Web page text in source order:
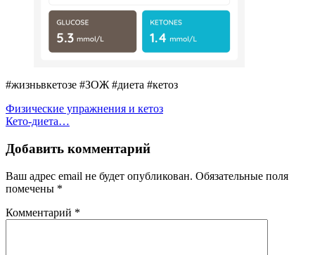
#жизньвкетозе #ЗОЖ #диета #кетоз
Навигация
по
записям
Физические упражнения и кетоз
Кето-диета…
Добавить комментарий
Ваш адрес email не будет опубликован. Обязательные поля
помечены *
Комментарий *